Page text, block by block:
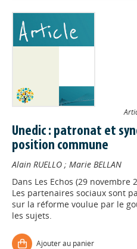
Unedic : patronat et
position commune
Alain RUELLO ; Marie BELLAN
Dans Les Echos (29 novembre
Les partenaires sociaux sont
sur la réforme voulue par le
les sujets.
Ajouter au panier